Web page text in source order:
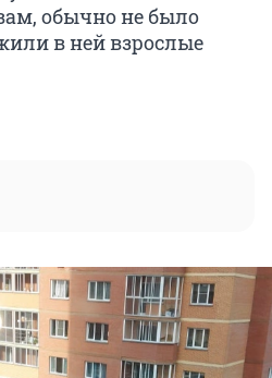
обычно не было
в ней взрослые